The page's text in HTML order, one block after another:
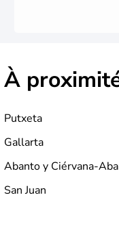
À
Putxeta
Gallarta
Abanto y Ciérvana-
San Juan